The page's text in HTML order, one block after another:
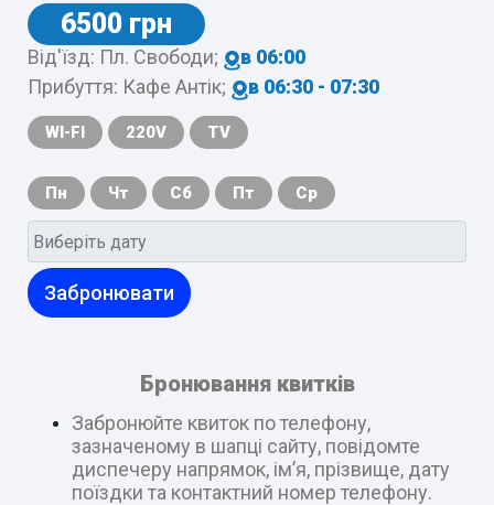
6500 грн
Від'їзд: Пл. Свободи;
в 06:00
Прибуття: Кафе Антік;
в 06:30 - 07:30
WI-FI 220V TV
Пн Чт Сб Пт Ср
Забронювати
Бронювання квитків
Забронюйте квиток по телефону,
зазначеному в шапці сайту, повідомте
диспечеру напрямок, ім’я, прізвище, дату
поїздки та контактний номер телефону.